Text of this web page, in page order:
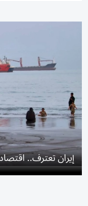
إيران تعترف..